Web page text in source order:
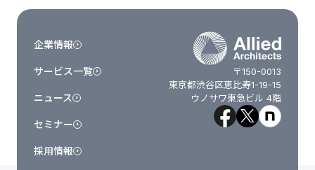
〒150-0013
東京都渋谷区恵比寿1-19-15
ウノサワ東急ビル 4階
企業情報
サービス一覧
ニュース
セミナー
採用情報